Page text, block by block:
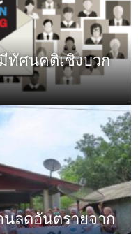
ทัศนคติเชิงบวก
ลดอันตรายจาก